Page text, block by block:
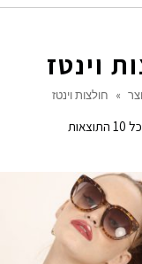
וינטז
» חולצות וינטז
העדכני
ביותר